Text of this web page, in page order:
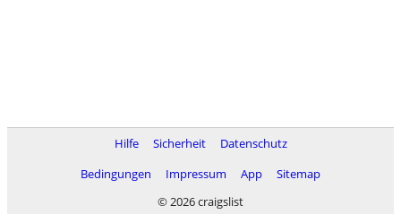
Hilfe Sicherheit
Datenschutz
Bedingungen
Impressum App
Sitemap
© 2026 craigslist